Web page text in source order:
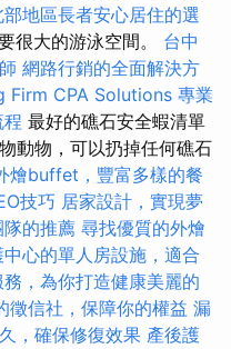
地區長者安心居住的選
很大的游泳空間。 台中
網路行銷的全面解決方
Firm CPA Solutions 專業
最好的礁石安全蝦清單
動物，可以扔掉任何礁石
燴buffet，豐富多樣的餐
技巧 居家設計，實現夢
隊的推薦 尋找優質的外燴
中心的單人房設施，適合
，為你打造健康美麗的
徵信社，保障你的權益 漏
，確保修復效果 產後護